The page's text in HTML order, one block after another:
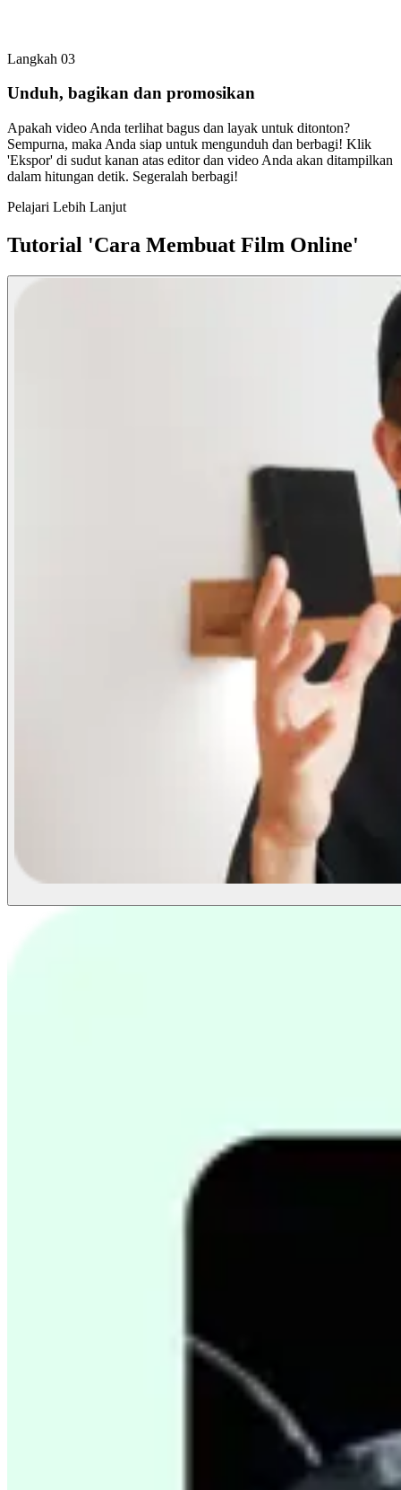
Langkah 03
Unduh, bagikan dan promosikan
Apakah video Anda terlihat bagus dan layak untuk ditonton?
Sempurna, maka Anda siap untuk mengunduh dan berbagi! Klik
'Ekspor' di sudut kanan atas editor dan video Anda akan ditampilkan
dalam hitungan detik. Segeralah berbagi!
Pelajari Lebih Lanjut
Tutorial 'Cara Membuat Film Online'